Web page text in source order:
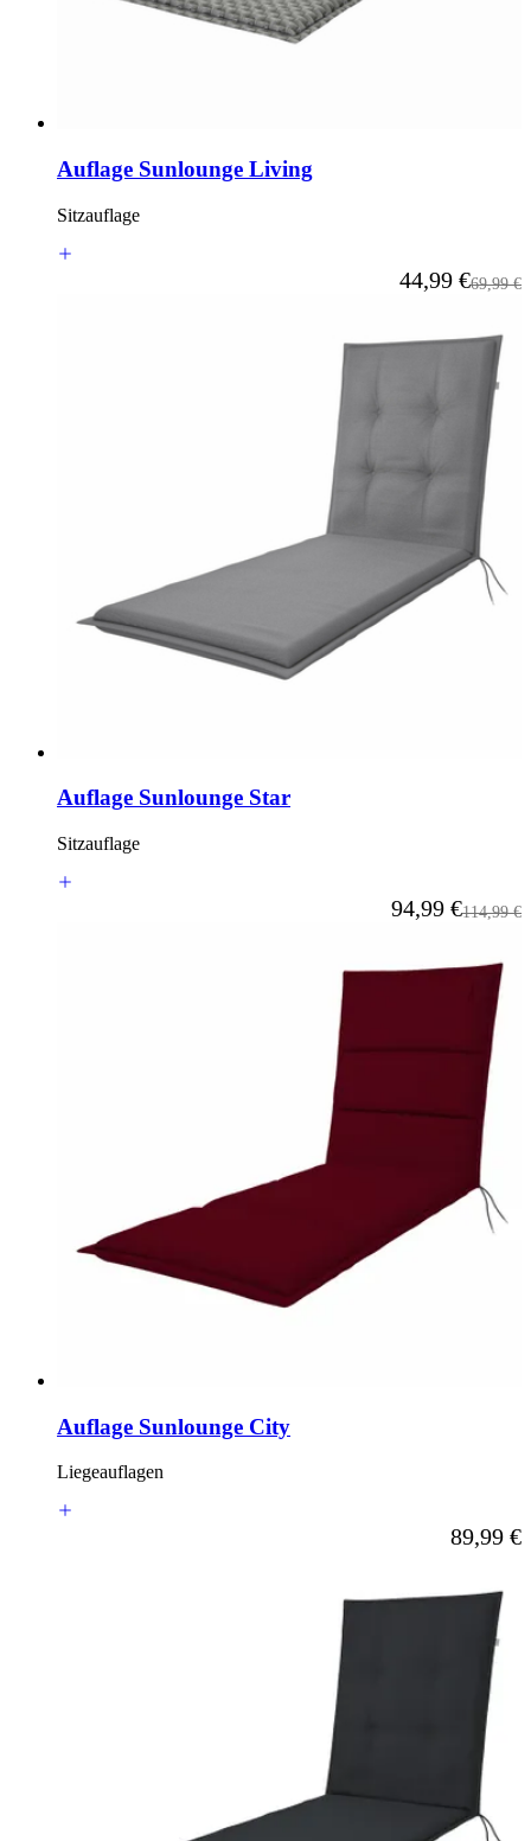
Auflage Sunlounge Living
Sitzauflage
Ab
44,99 €69,99 €
Auflage Sunlounge Star
Sitzauflage
Ab
94,99 €114,99 €
Auflage Sunlounge City
Liegeauflagen
Ab
89,99 €